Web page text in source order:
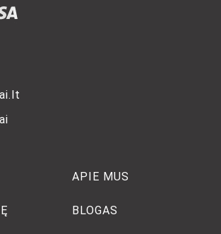
APIE MUS
BLOGAS